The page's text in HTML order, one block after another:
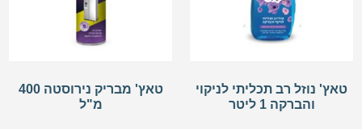
טאץ' נוזל רב תכליתי לניקוי
והברקה 1 ליטר
טאץ' מבריק נירוסטה 400
מ"ל